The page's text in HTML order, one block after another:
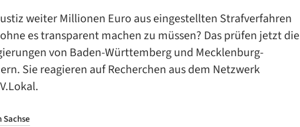
weiter Millionen Euro aus eingestellten Strafverfahren
es transparent machen zu müssen? Das prüfen jetzt die
von Baden-Württemberg und Mecklenburg-
Sie reagieren auf Recherchen aus dem Netzwerk